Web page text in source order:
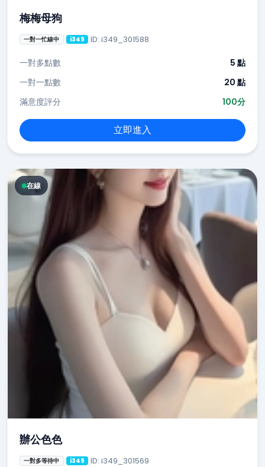
梅梅母狗
一對一忙線中 i349 ID: i349_301588
一對多點數
5 點
一對一點數
20 點
滿意度評分
100分
立即進入
在線
辦公色色
一對多等待中 i349 ID: i349_301569